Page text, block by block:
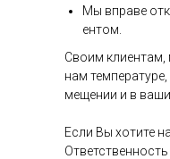
Мы впра­ве
ен­том.
Сво­им кли­ен­там,
нам
меще­нии и в
Ес­ли Вы хо­тите